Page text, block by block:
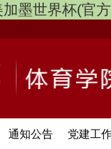
加墨世界杯(官
通知公告 党建工